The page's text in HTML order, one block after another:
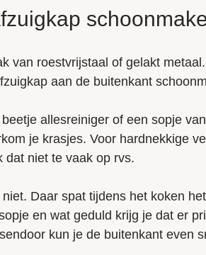
van roestvrijstaal of gelakt
aan de buitenkant
allesreiniger of een sopje
je krasjes. Voor hardnekkige
dat niet te vaak op rvs.
Daar spat tijdens het koken
en wat geduld krijg je dat er
kun je de buitenkant even